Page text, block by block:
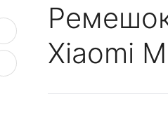
Xiaomi